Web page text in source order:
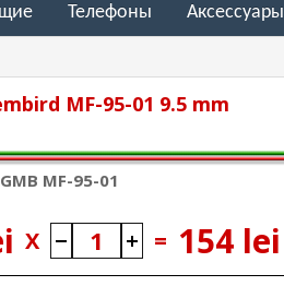
Телефоны Аксессуары
MF-95-01 9.5 mm
MF-95-01
X = 154 lei